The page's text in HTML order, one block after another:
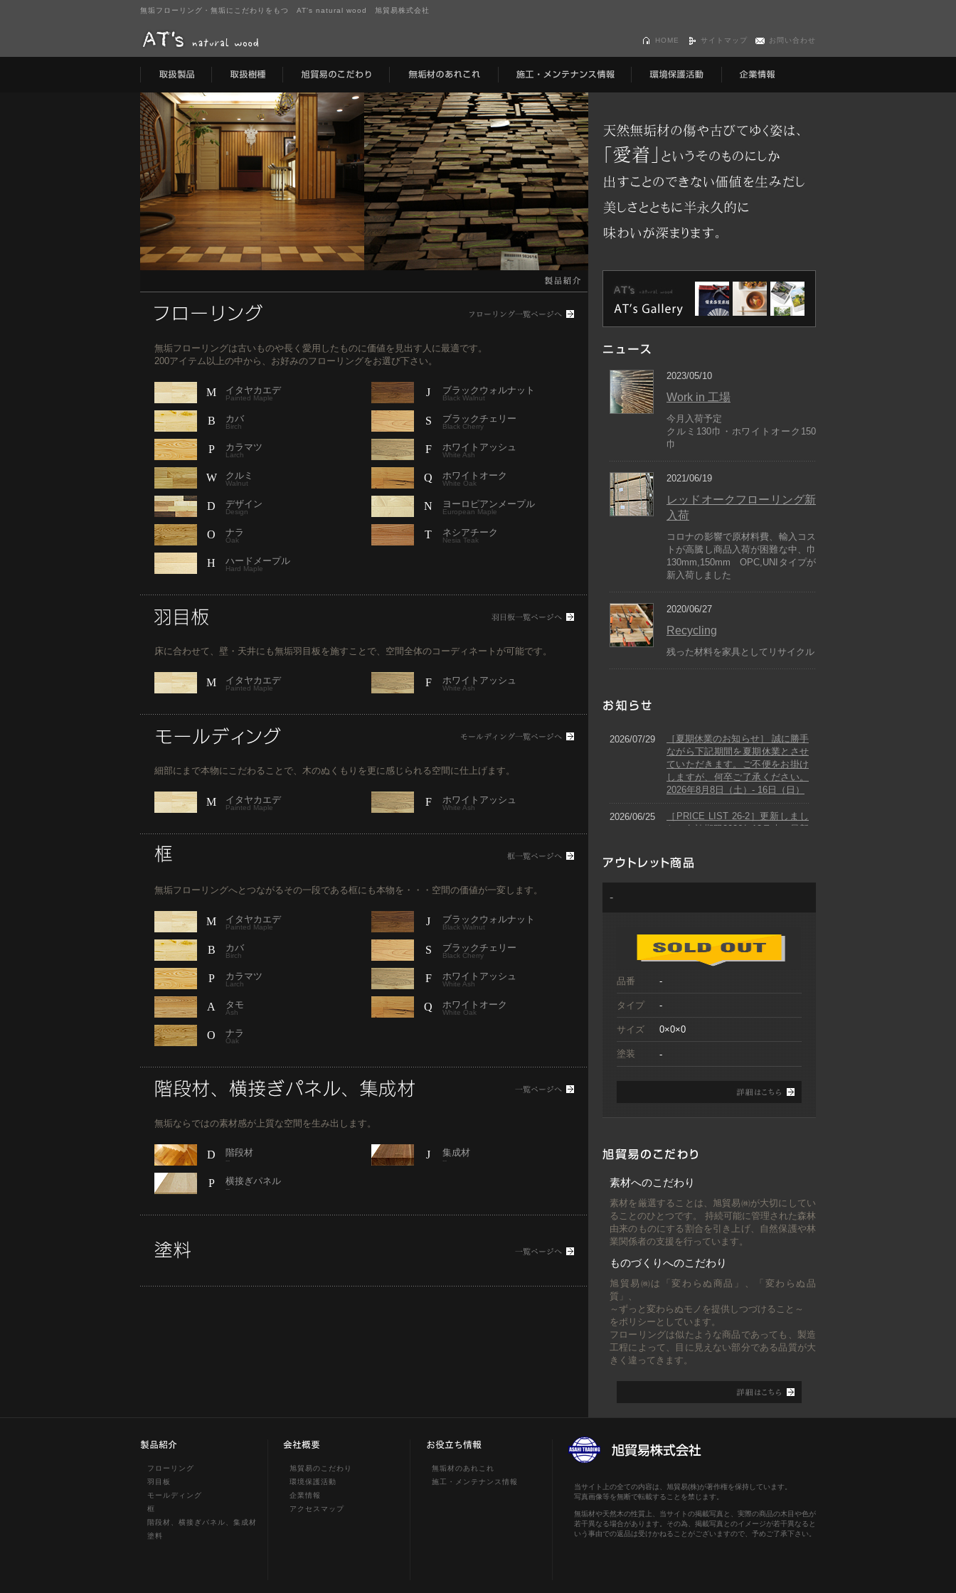
無垢フローリング・無垢にこだわりをもつ AT's natural wood 旭貿易株式会社
お問い合わせ
サイトマップ
HOME
無垢フローリングは古いものや長く愛用したものに価値を見出す人に最適です。
200アイテム以上の中から、お好みのフローリングをお選び下さい。
M イタヤカエデ
Painted Maple
B カバ
Birch
P カラマツ
Larch
W クルミ
Walnut
D デザイン
Design
O ナラ
Oak
H ハードメープル
Hard Maple
J ブラックウォルナット
Black Walnut
S ブラックチェリー
Black Cherry
F ホワイトアッシュ
White Ash
Q ホワイトオーク
White Oak
N ヨーロピアンメープル
European Maple
T ネシアチーク
Nesia Teak
床に合わせて、壁・天井にも無垢羽目板を施すことで、空間全体のコーディネートが可能です。
M イタヤカエデ
Painted Maple F ホワイトアッシュ
White Ash
細部にまで本物にこだわることで、木のぬくもりを更に感じられる空間に仕上げます。
M イタヤカエデ
Painted Maple F ホワイトアッシュ
White Ash
無垢フローリングへとつながるその一段である框にも本物を・・・空間の価値が一変します。
M イタヤカエデ
Painted Maple
B カバ
Birch
P カラマツ
Larch
A タモ
Ash
O ナラ
Oak
J ブラックウォルナット
Black Walnut
S ブラックチェリー
Black Cherry
F ホワイトアッシュ
White Ash
Q ホワイトオーク
White Oak
無垢ならではの素材感が上質な空間を生み出します。
D 階段材
--
P 横接ぎパネル
--
J 集成材
--
2023/05/10
Work in 工場
今月入荷予定
クルミ130巾・ホワイトオーク150
巾
2021/06/19
レッドオークフローリング新
入荷
コロナの影響で原材料費、輸入コス
トが高騰し商品入荷が困難な中、巾
130mm,150mm OPC,UNIタイプが
新入荷しました
2020/06/27
Recycling
残った材料を家具としてリサイクル
2026/07/29
［夏期休業のお知らせ］ 誠に勝手
ながら下記期間を夏期休業とさせ
ていただきます。ご不便をお掛け
しますが、何卒ご了承ください。
2026年8月8日（土）- 16日（日）
2026/06/25
［PRICE LIST 26-2］更新しまし
た。有効期限2026年12月末の最新
2025/12/15
［PRICE LIST 26-1］更新しまし
た。有効期限2026年06月末の最新
手ながら、下記期間を年末年始休
業とさせていただきます。ご不便
をお掛けしますが、何卒ご了承く
2025/08/06
ていただきます。ご不便をお掛け
［PRICE LIST 25-2］更新しまし
た。有効期限2025年06月末の最新
2024/12/03
[年末年始休業のお知らせ] 誠に勝
手ながら、下記期間を年末年始休
業とさせていただきます。ご不便
をお掛けしますが、何卒ご了承く
ださい。 2024年12/28（土）-
2024/08/01
［夏期休業のお知らせ］ 誠に勝手
ていただきます。ご不便をお掛け
しますが、何卒ご了承ください。
2024年8月10日（土）- 15日
（木）
た。有効期限2024年12月末の最新
価格表をPDFにてご覧頂けます。
価格表をPDFにてご覧頂けます。
手ながら、下記期間を年末年始休
業とさせていただきます。ご不便
をお掛けしますが、何卒ご了承く
ださい。 2023年12/30（土）-
2024年1/4（木）
-
品番 -
タイプ -
サイズ 0×0×0
塗装 -
素材へのこだわり
素材を厳選することは、旭貿易㈱が大切にしてい
ることのひとつです。 持続可能に管理された森林
由来のものにする割合を引き上げ、自然保護や林
業関係者の支援を行っています。
ものづくりへのこだわり
旭貿易㈱は「変わらぬ商品」、「変わらぬ品
質」、
～ずっと変わらぬモノを提供しつづけること～
をポリシーとしています。
フローリングは似たような商品であっても、製造
工程によって、目に見えない部分である品質が大
きく違ってきます。
フローリング
羽目板
モールディング
框
階段材、横接ぎパネル、集成材
塗料
旭貿易のこだわり
環境保護活動
企業情報
アクセスマップ
無垢材のあれこれ
施工・メンテナンス情報
当サイト上の全ての内容は、旭貿易(株)が著作権を保持しています。
写真画像等を無断で転載することを禁じます。
無垢材や天然木の性質上、当サイトの掲載写真と、実際の商品の木目や色が
若干異なる場合があります。その為、掲載写真とのイメージが若干異なると
いう事由での返品は受けかねることがございますので、予めご了承下さい。